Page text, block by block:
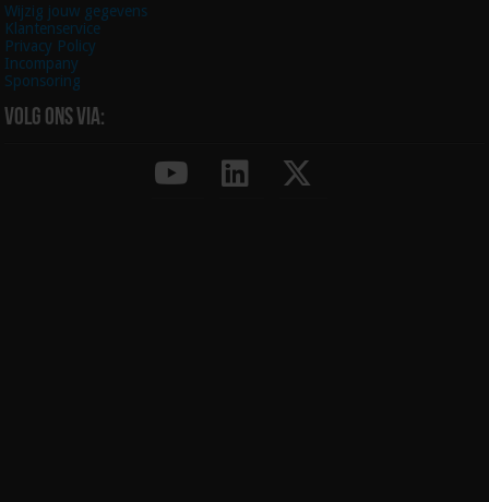
Wijzig jouw gegevens
Klantenservice
Privacy Policy
Incompany
Sponsoring
Volg ons via: